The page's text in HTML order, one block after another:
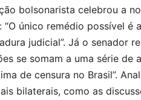
bolsonarista celebrou a
único remédio possível
judicial”. Já o senador
se somam a uma série
de censura no Brasil”.
bilaterais, como as